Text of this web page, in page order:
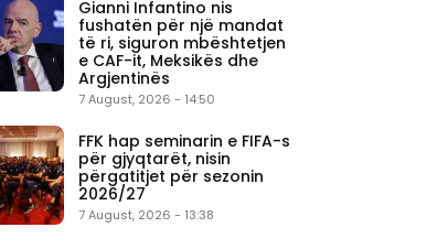
Gianni Infantino nis
fushatën për një mandat
të ri, siguron mbështetjen
e CAF-it, Meksikës dhe
Argjentinës
7 August, 2026 - 14:50
FFK hap seminarin e FIFA-s
për gjyqtarët, nisin
përgatitjet për sezonin
2026/27
7 August, 2026 - 13:38